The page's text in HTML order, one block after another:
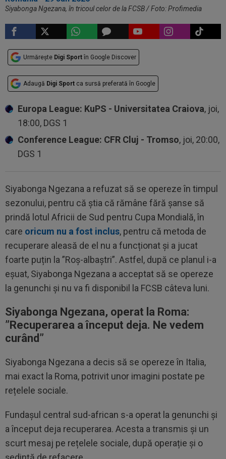
Siyabonga Ngezana, în tricoul celor de la FCSB / Foto: Profimedia
Urmărește Digi Sport în Google Discover
Adaugă Digi Sport ca sursă preferată în Google
Europa League: KuPS - Universitatea Craiova, joi,
18:00, DGS 1
Conference League: CFR Cluj - Tromso, joi, 20:00,
DGS 1
Siyabonga Ngezana a refuzat să se opereze în timpul
sezonului, pentru că știa că rămâne fără șanse să
prindă lotul Africii de Sud pentru Cupa Mondială, în
care oricum nu a fost inclus, pentru că metoda de
recuperare aleasă de el nu a funcționat și a jucat
foarte puțin la ”Roș-albaștri”. Astfel, după ce planul i-a
eșuat, Siyabonga Ngezana a acceptat să se opereze
la genunchi și nu va fi disponibil la FCSB câteva luni.
Siyabonga Ngezana, operat la Roma:
”Recuperarea a început deja. Ne vedem
curând”
Siyabonga Ngezana a decis să se opereze în Italia,
mai exact la Roma, potrivit unor imagini postate pe
rețelele sociale.
Fundașul central sud-african s-a operat la genunchi și
a început deja recuperarea. Acesta a transmis și un
scurt mesaj pe rețelele sociale, după operație și o